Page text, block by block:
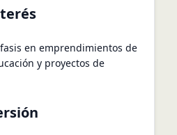
en emprendimientos de
y proyectos de